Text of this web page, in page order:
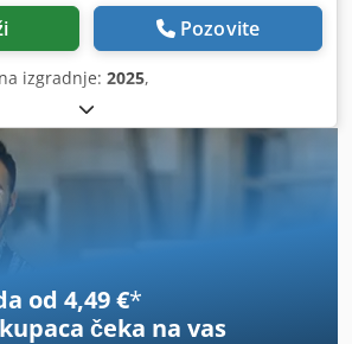
Pozovite
izgradnje: 2025,
od 4,49 €*
čeka na vas